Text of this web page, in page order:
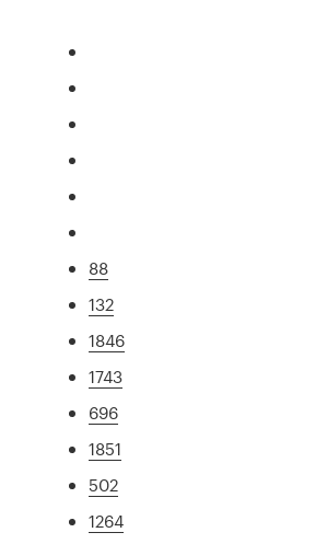
88
132
1846
1743
696
1851
502
1264